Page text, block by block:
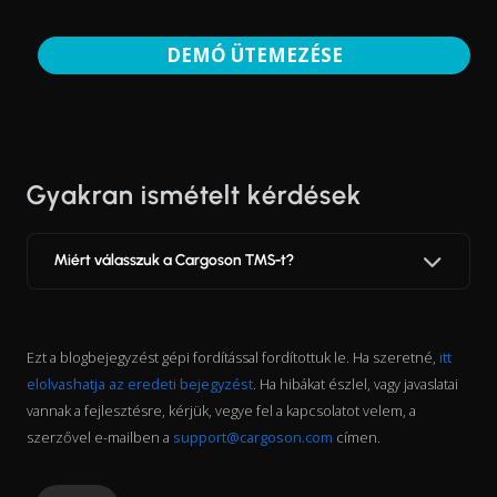
DEMÓ ÜTEMEZÉSE
Gyakran ismételt kérdések
Miért válasszuk a Cargoson TMS-t?
Ezt a blogbejegyzést gépi fordítással fordítottuk le. Ha szeretné, itt
elolvashatja az eredeti bejegyzést. Ha hibákat észlel, vagy javaslatai
vannak a fejlesztésre, kérjük, vegye fel a kapcsolatot velem, a
szerzővel e-mailben a support@cargoson.com címen.